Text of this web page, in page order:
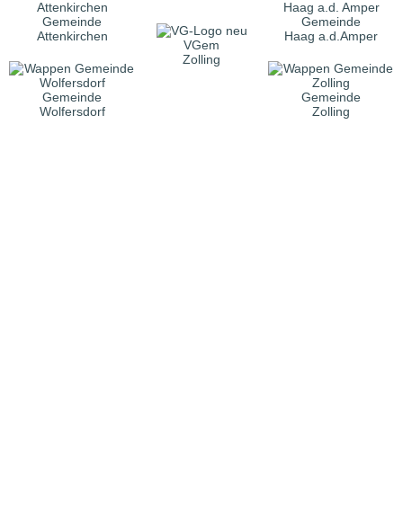
Gemeinde
Attenkirchen
VGem
Zolling
Gemeinde
Haag a.d.Amper
Gemeinde
Wolfersdorf
Gemeinde
Zolling